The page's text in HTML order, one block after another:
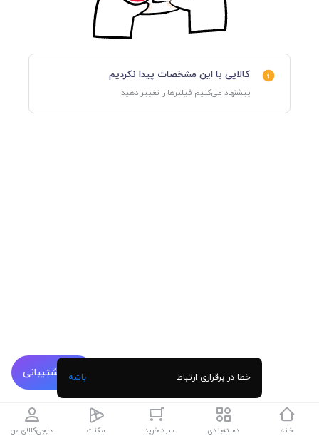
پشتیبانی
کالایی با این مشخصات پیدا نکردیم
پیشنهاد می‌کنیم فیلترها را تغییر دهید
خانه دسته‌بندی سبد خرید مگنت دیجی‌کالای من
خطا در برقراری ارتباط باشه